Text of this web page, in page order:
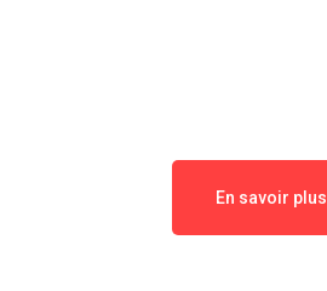
En savoir plus